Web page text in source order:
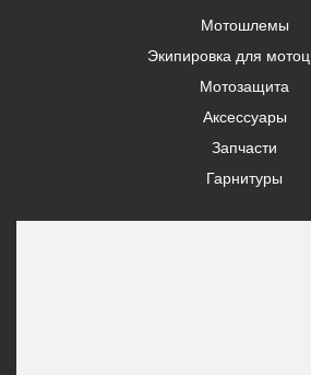
Мотошлемы
Экипировка для
Мотозащита
Аксессуары
Запчасти
Гарнитуры